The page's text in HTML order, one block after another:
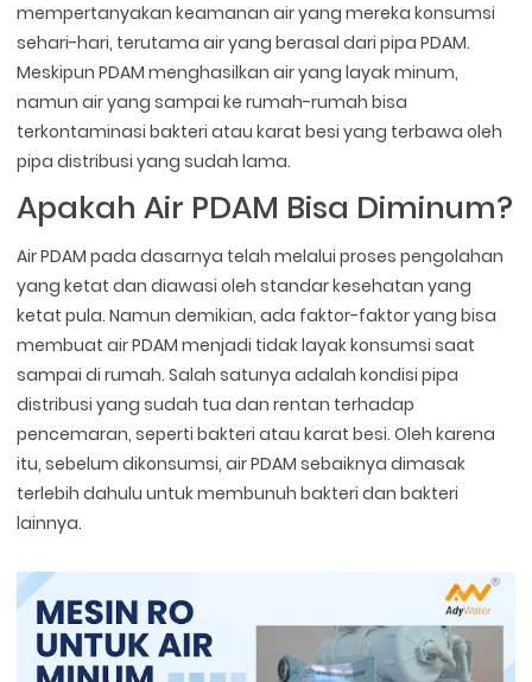
mempertanyakan keamanan air yang mereka konsumsi
sehari-hari, terutama air yang berasal dari pipa PDAM.
Meskipun PDAM menghasilkan air yang layak minum,
namun air yang sampai ke rumah-rumah bisa
terkontaminasi bakteri atau karat besi yang terbawa oleh
pipa distribusi yang sudah lama.
Apakah Air PDAM Bisa Diminum?
Air PDAM pada dasarnya telah melalui proses pengolahan
yang ketat dan diawasi oleh standar kesehatan yang
ketat pula. Namun demikian, ada faktor-faktor yang bisa
membuat air PDAM menjadi tidak layak konsumsi saat
sampai di rumah. Salah satunya adalah kondisi pipa
distribusi yang sudah tua dan rentan terhadap
pencemaran, seperti bakteri atau karat besi. Oleh karena
itu, sebelum dikonsumsi, air PDAM sebaiknya dimasak
terlebih dahulu untuk membunuh bakteri dan bakteri
lainnya.